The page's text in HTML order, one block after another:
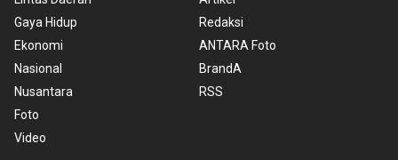
Gaya Hidup
Ekonomi
Nasional
Nusantara
Foto
Video
Redaksi
ANTARA Foto
BrandA
RSS